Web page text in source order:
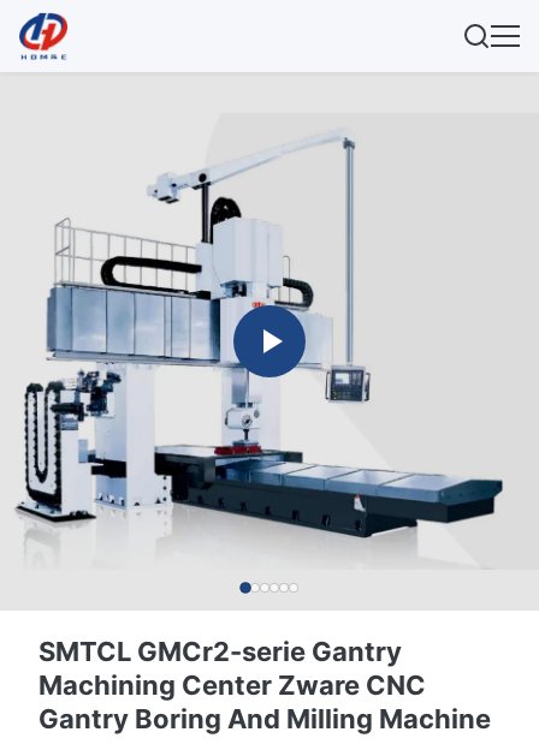
SMTCL GMCr2-serie Gantry
Machining Center Zware CNC
Gantry Boring And Milling Machine